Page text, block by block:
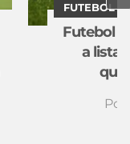
Futebol
a lista
Por
FUTEBOL